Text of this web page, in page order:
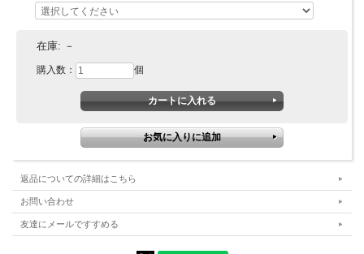
在庫: －
購入数： 個
返品についての詳細はこちら
お問い合わせ
友達にメールですすめる